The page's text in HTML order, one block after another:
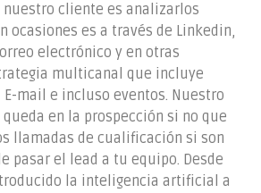
cliente es analizarlos
ocasiones es a través de Linkedin,
electrónico y en otras
multicanal que incluye
E-mail e incluso eventos. Nuestro
en la prospección si no que
llamadas de cualificación si son
pasar el lead a tu equipo. Desde
la inteligencia artificial a